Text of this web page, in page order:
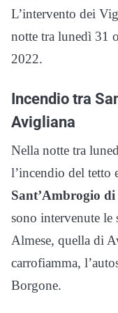
L’intervento dei
notte tra lunedì 31
2022.
Incendio tra
Avigliana
Nella notte tra
l’incendio del tetto
Sant’Ambrogio
sono intervenute
Almese, quella di
carrofiamma,
Borgone.